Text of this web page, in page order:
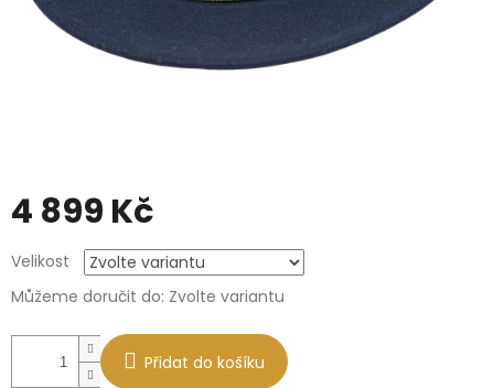
4 899 Kč
cena:
Velikost
Můžeme doručit do: Zvolte variantu
Přidat do košíku